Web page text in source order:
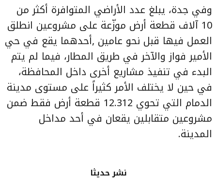
وفي جدة، يبلغ عدد الأراضي المتوافرة أكثر من
10 آلاف قطعة أرض موزّعة على مشروعين انطلق
العمل فيها قبل نحو عامين ,أحدهما يقع في حي
الأمير فواز والآخر في طريق المطار، فيما لم يتم
البدء في تنفيذ مشاريع أخرى داخل المحافظة،
في حين لا يختلف الأمر كثيراً على مستوى مدينة
الدمام التي تحوي 12.312 قطعة أرض فقط ضمن
مشروعين متقابلين يقعان في أحد مداخل
المدينة.
نشر حديثا